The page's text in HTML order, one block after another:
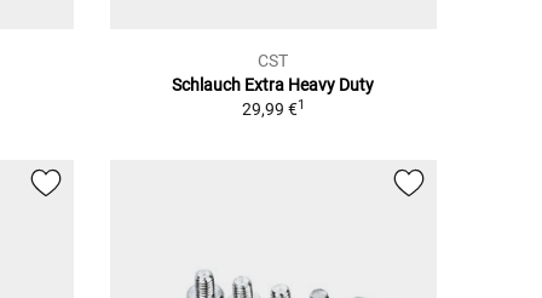
CST
Schlauch Extra Heavy Duty
29,99 €1